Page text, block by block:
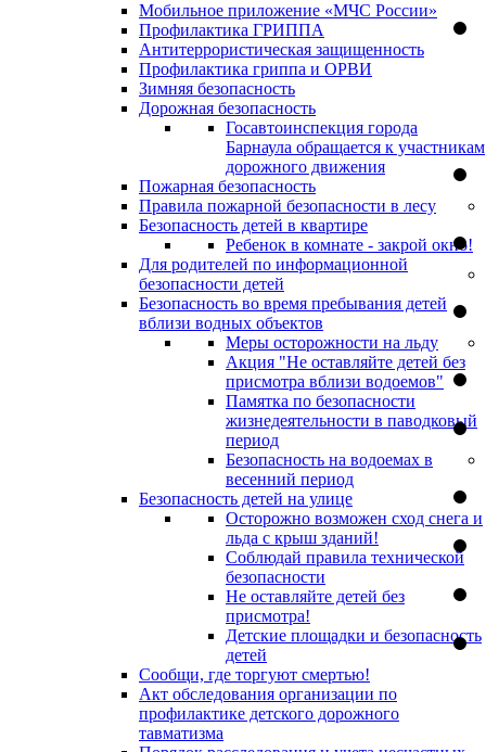
Мобильное приложение «МЧС России»
Профилактика ГРИППА
Антитеррористическая защищенность
Профилактика гриппа и ОРВИ
Зимняя безопасность
Дорожная безопасность
Госавтоинспекция города
Барнаула обращается к участникам
дорожного движения
Пожарная безопасность
Правила пожарной безопасности в лесу
Безопасность детей в квартире
Ребенок в комнате - закрой окно!
Для родителей по информационной
безопасности детей
Безопасность во время пребывания детей
вблизи водных объектов
Меры осторожности на льду
Акция "Не оставляйте детей без
присмотра вблизи водоемов"
Памятка по безопасности
жизнедеятельности в паводковый
период
Безопасность на водоемах в
весенний период
Безопасность детей на улице
Осторожно возможен сход снега и
льда с крыш зданий!
Соблюдай правила технической
безопасности
Не оставляйте детей без
присмотра!
Детские площадки и безопасность
детей
Сообщи, где торгуют смертью!
Акт обследования организации по
профилактике детского дорожного
тавматизма